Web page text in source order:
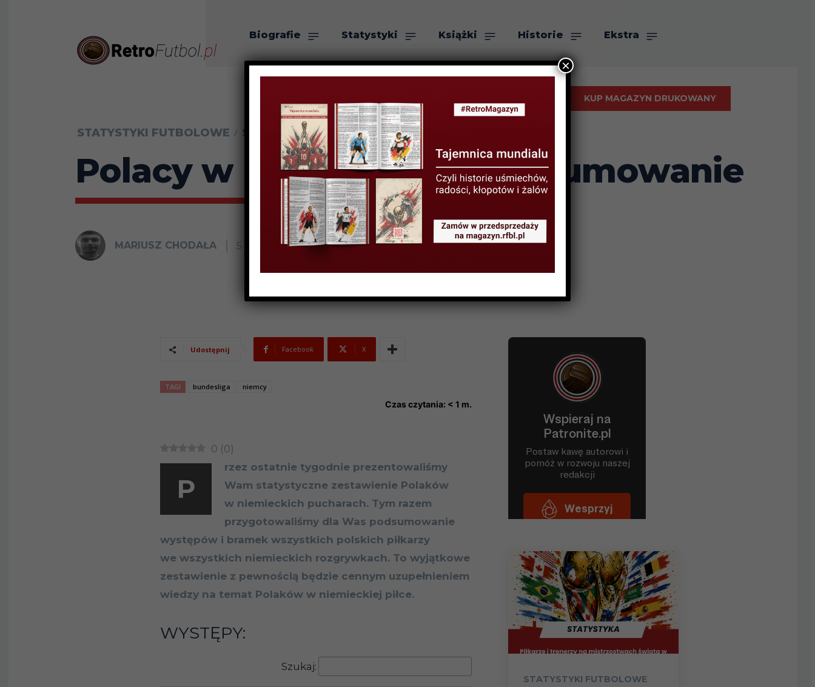
Biografie Statystyki Książki Historie Ekstra
O nas
KUP MAGAZYN DRUKOWANY
STATYSTYKI FUTBOLOWE STATYSTYKI LIGOWE STATYSTYKI PIŁKARZY
Polacy w Niemczech – podsumowanie
MARIUSZ CHODAŁA 5 LUTEGO 2017
Udostępnij Facebook X
TAGI bundesliga niemcy
Czas czytania: < 1 m.
0 (0)
P
rzez ostatnie tygodnie prezentowaliśmy
Wam statystyczne zestawienie Polaków
w niemieckich pucharach. Tym razem
przygotowaliśmy dla Was podsumowanie
występów i bramek wszystkich polskich piłkarzy
we wszystkich niemieckich rozgrywkach. To wyjątkowe
zestawienie z pewnością będzie cennym uzupełnieniem
wiedzy na temat Polaków w niemieckiej piłce.
WYSTĘPY:
Szukaj:
STATYSTYKI FUTBOLOWE
×